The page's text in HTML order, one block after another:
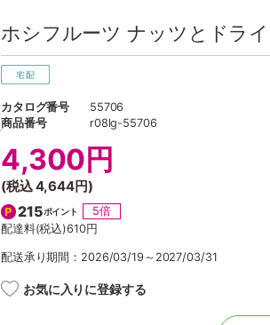
ホシフルーツ ナッツとドラ
カタログ番号
55706
商品番号
r08lg-55706
4,300円
(税込4,644円)
215ポイント
5倍
配達料(税込)610円
配送承り期間：2026/03/19～2027/03/31
お気に入りに登録する